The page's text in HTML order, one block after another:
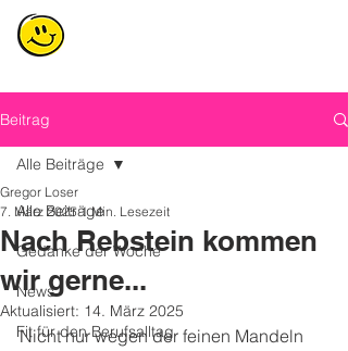
Beitrag
Alle Beiträge
Gedanke der Woche
News
Fit für den Berufsalltag
Alle Beiträge
Nach Rebstein kommen
wir gerne...
Gregor Loser
7. März 2025 1 Min. Lesezeit
Aktualisiert: 14. März 2025
Nicht nur wegen der feinen Mandeln